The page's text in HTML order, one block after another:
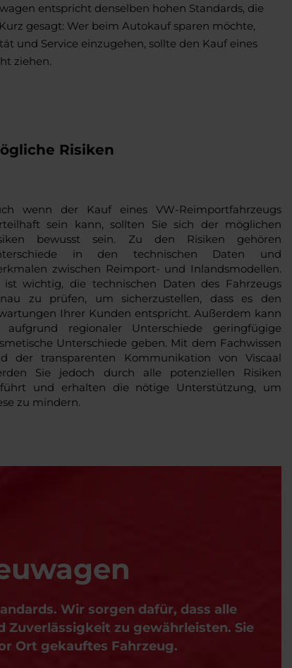
entspricht denselben hohen Standards, die
Kurz gesagt: Wer beim Autokauf sparen möchte,
und Service einzugehen, sollte den Kauf eines
ziehen.
Risiken
wenn der Kauf eines VW-Reimportfahrzeugs
sein kann, sollten Sie sich der möglichen
bewusst sein. Zu den Risiken gehören
in den technischen Daten und
zwischen Reimport- und Inlandsmodellen.
ist wichtig, die technischen Daten des Fahrzeugs
zu prüfen, um sicherzustellen, dass es den
Ihrer Kunden entspricht. Außerdem kann
aufgrund regionaler Unterschiede geringfügige
Unterschiede geben. Mit dem Fachwissen
der transparenten Kommunikation von Viscaal
Sie jedoch durch alle potenziellen Risiken
und erhalten die nötige Unterstützung, um
zu mindern.
Wir sorgen dafür, dass alle
zu gewährleisten. Sie
Ort gekauftes Fahrzeug.